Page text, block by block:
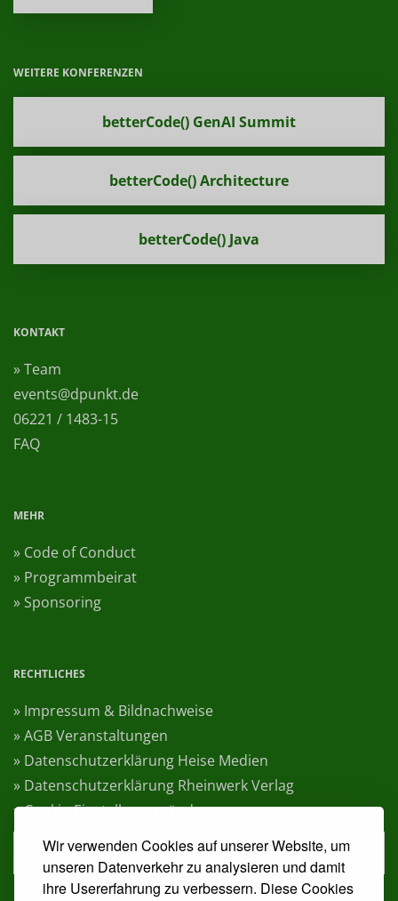
Wir verwenden Cookies auf unserer Website, um
unseren Datenverkehr zu analysieren und damit
ihre Usererfahrung zu verbessern. Diese Cookies
WEITERE KONFERENZEN
betterCode() GenAI Summit
betterCode() Architecture
betterCode() Java
KONTAKT
» Team
events@dpunkt.de
06221 / 1483-15
FAQ
MEHR
» Code of Conduct
» Programmbeirat
» Sponsoring
RECHTLICHES
» Impressum & Bildnachweise
» AGB Veranstaltungen
» Datenschutzerklärung Heise Medien
» Datenschutzerklärung Rheinwerk Verlag
» Cookie-Einstellungen ändern
» Vertrag widerrufen